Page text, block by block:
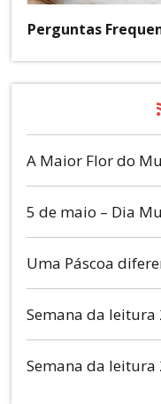
Perguntas
A Maior Flor do
5 de maio – Dia
Uma Páscoa
Semana da
Semana da